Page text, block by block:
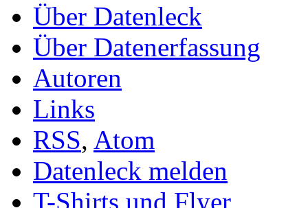
Über Datenleck
Über Datenerfassung
Autoren
Links
RSS, Atom
Datenleck melden
T-Shirts und Flyer